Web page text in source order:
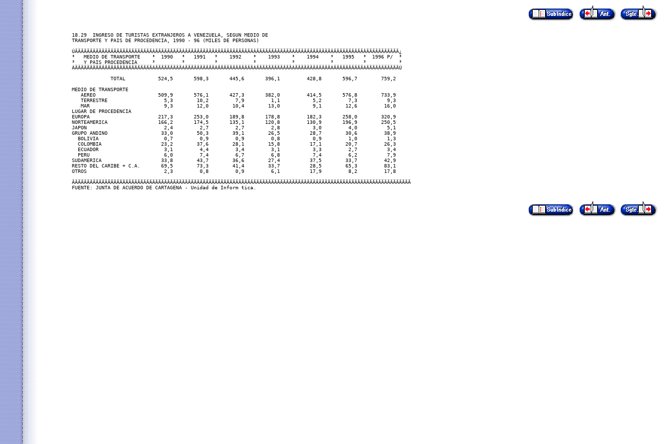
18.29  INGRESO DE TURISTAS EXTRANJEROS A VENEZUELA, SEGUN MEDIO DE
TRANSPORTE Y PAIS DE PROCEDENCIA, 1990 - 96 (MILES DE PERSONAS)
ÚÄÄÄÄÄÄÄÄÄÄÄÄÄÄÄÄÄÄÄÄÄÄÄÄÄÄÂÄÄÄÄÄÄÄÄÄÂÄÄÄÄÄÄÄÄÄÄÂÄÄÄÄÄÄÄÄÄÄÄÄÂÄÄÄÄÄÄÄÄÄÄÄÄÂÄÄÄÄÄÄÄÄÄÄÄÄÂÄÄÄÄÄÄÄÄÄÄÂÄÄÄÄÄÄÄÄÄÄÄ¿
³   MEDIO DE TRANSPORTE    ³  1990   ³   1991   ³    1992    ³    1993    ³    1994    ³   1995   ³  1996 P/  ³
³   Y PAIS PROCEDENCIA     ³         ³          ³            ³            ³            ³          ³           ³
ÀÄÄÄÄÄÄÄÄÄÄÄÄÄÄÄÄÄÄÄÄÄÄÄÄÄÄÁÄÄÄÄÄÄÄÄÄÁÄÄÄÄÄÄÄÄÄÄÁÄÄÄÄÄÄÄÄÄÄÄÄÁÄÄÄÄÄÄÄÄÄÄÄÄÁÄÄÄÄÄÄÄÄÄÄÄÄÁÄÄÄÄÄÄÄÄÄÄÁÄÄÄÄÄÄÄÄÄÄÄÙ
             TOTAL           524,5       598,3       445,6       396,1         428,8       596,7        759,2
MEDIO DE TRANSPORTE
   AEREO                     509,9       576,1       427,3       382,0         414,5       576,8        733,9
   TERRESTRE                   5,3        10,2         7,9         1,1           5,2         7,3          9,3
   MAR                         9,3        12,0        10,4        13,0           9,1        12,6         16,0
LUGAR DE PROCEDENCIA
EUROPA                       217,3       253,0       189,8       178,8         182,3       258,0        320,9
NORTEAMERICA                 166,2       174,5       135,1       120,8         130,9       196,9        250,5
JAPON                          2,4         2,7         2,7         2,8           3,0         4,0          5,1
GRUPO ANDINO                  33,0        50,3        39,1        26,5          28,7        30,6         38,9
  BOLIVIA                      0,7         0,9         0,9         0,8           0,9         1,0          1,3
  COLOMBIA                    23,2        37,6        28,1        15,8          17,1        20,7         26,3
  ECUADOR                      3,1         4,4         3,4         3,1           3,3         2,7          3,4
  PERU                         6,0         7,4         6,7         6,8           7,4         6,2          7,9
SUDAMERICA                    33,8        43,7        36,6        27,4          37,5        33,7         42,9
RESTO DEL CARIBE + C.A.       69,5        73,3        41,4        33,7          28,5        65,3         83,1
OTROS                          2,3         0,8         0,9         6,1          17,9         8,2         17,8
ÄÄÄÄÄÄÄÄÄÄÄÄÄÄÄÄÄÄÄÄÄÄÄÄÄÄÄÄÄÄÄÄÄÄÄÄÄÄÄÄÄÄÄÄÄÄÄÄÄÄÄÄÄÄÄÄÄÄÄÄÄÄÄÄÄÄÄÄÄÄÄÄÄÄÄÄÄÄÄÄÄÄÄÄÄÄÄÄÄÄÄÄÄÄÄÄÄÄÄÄÄÄÄÄÄÄÄÄÄÄÄÄÄÄ